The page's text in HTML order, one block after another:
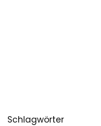
Schlagwörter